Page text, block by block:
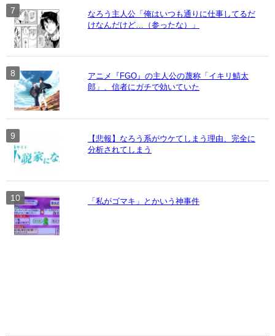
なろう主人公「俺はいつも通りに仕事してるだ
けなんだけど…（参ったな）」
アニメ『FGO』の主人公の蔑称「イキリ鯖太
郎」、信者にガチで効いていた
【悲報】なろう系がウケてしまう理由、完全に
分析されてしまう
「私がゴマキ」とかいう神事件